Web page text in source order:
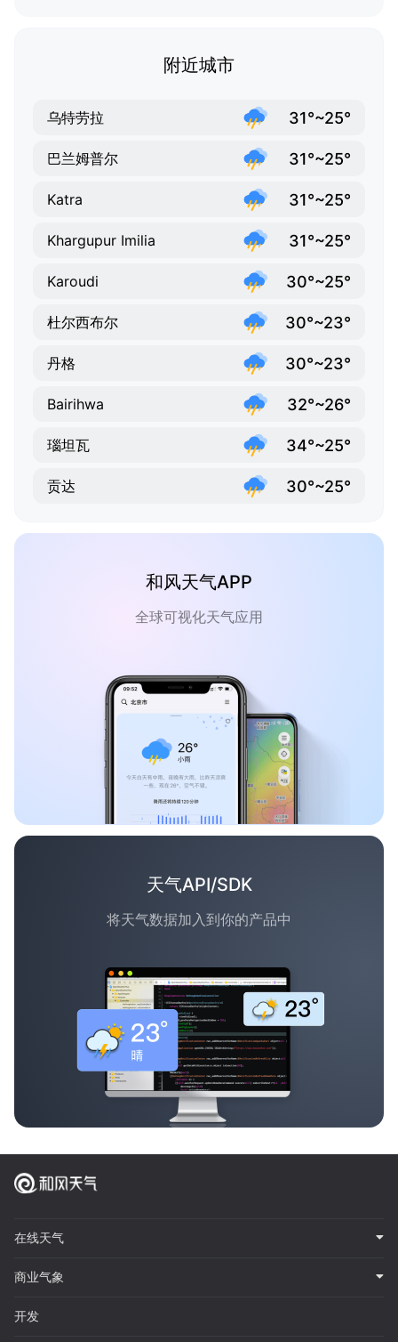
附近城市
乌特劳拉 31°~25°
巴兰姆普尔 31°~25°
Katra 31°~25°
Khargupur Imilia 31°~25°
Karoudi 30°~25°
杜尔西布尔 30°~23°
丹格 30°~23°
Bairihwa 32°~26°
瑙坦瓦 34°~25°
贡达 30°~25°
和风天气APP
全球可视化天气应用
天气API/SDK
将天气数据加入到你的产品中
在线天气
商业气象
开发